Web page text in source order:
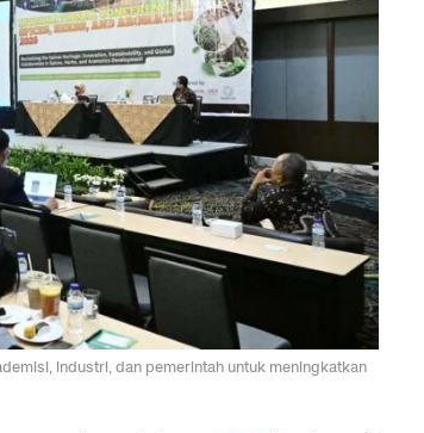
industri, dan pemerintah untuk meningkatkan